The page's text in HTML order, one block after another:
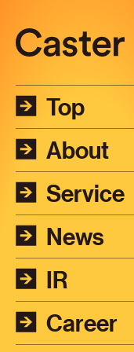
Top
About
Service
News
IR
Career